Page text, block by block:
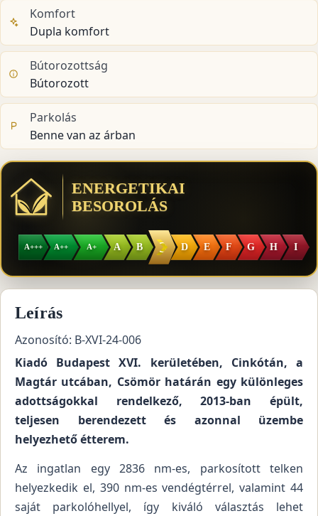
Komfort
Dupla komfort
Bútorozottság
Bútorozott
Parkolás
Benne van az árban
ENERGETIKAI
BESOROLÁS
A+++ A++ A+ A B C D E F G H I
Leírás
Azonosító: B-XVI-24-006
Kiadó Budapest XVI. kerületében, Cinkótán, a
Magtár utcában, Csömör határán egy különleges
adottságokkal rendelkező, 2013-ban épült,
teljesen berendezett és azonnal üzembe
helyezhető étterem.
Az ingatlan egy 2836 nm-es, parkosított telken
helyezkedik el, 390 nm-es vendégtérrel, valamint 44
saját parkolóhellyel, így kiváló választás lehet